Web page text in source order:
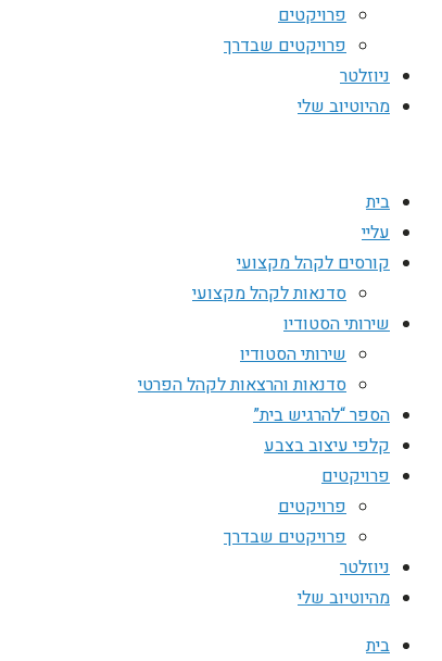
פרויקטים
פרויקטים שבדרך
ניוזלטר
מהיוטיוב שלי
בית
עליי
קורסים לקהל מקצועי
סדנאות לקהל מקצועי
שירותי הסטודיו
שירותי הסטודיו
סדנאות והרצאות לקהל הפרטי
הספר “להרגיש בית”
קלפי עיצוב בצבע
פרויקטים
פרויקטים
פרויקטים שבדרך
ניוזלטר
מהיוטיוב שלי
בית